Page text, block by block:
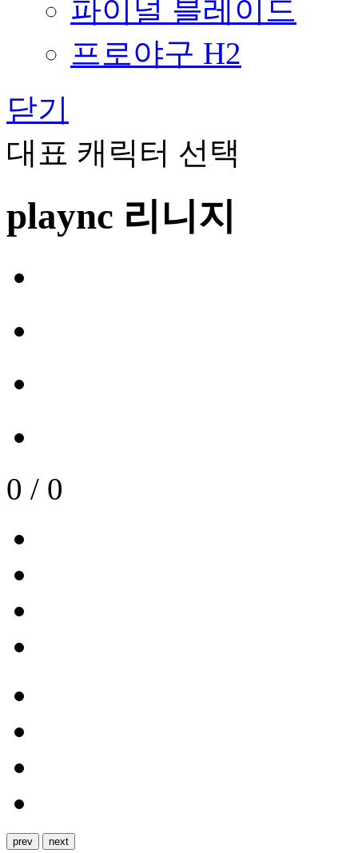
파이널 블레이드
프로야구 H2
닫기
대표 캐릭터 선택
plaync 리니지
0 / 0
prev next